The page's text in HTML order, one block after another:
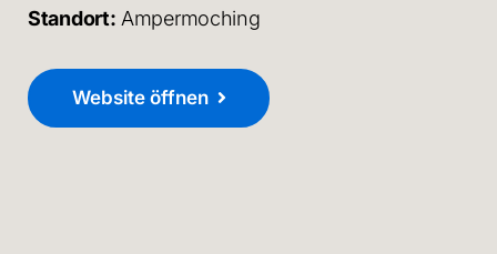
Standort: Ampermoching
Website öffnen